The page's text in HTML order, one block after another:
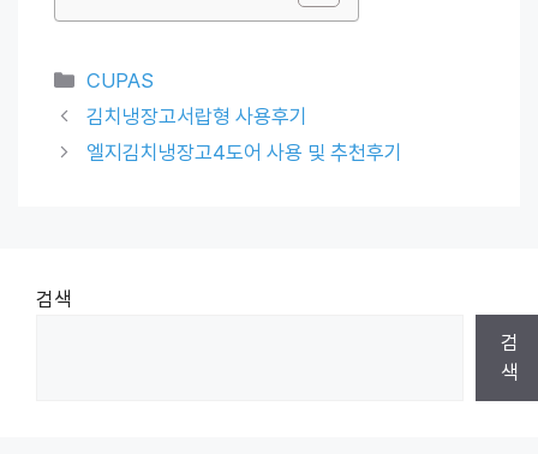
Categories
CUPAS
김치냉장고서랍형 사용후기
엘지김치냉장고4도어 사용 및 추천후기
검색
검
색